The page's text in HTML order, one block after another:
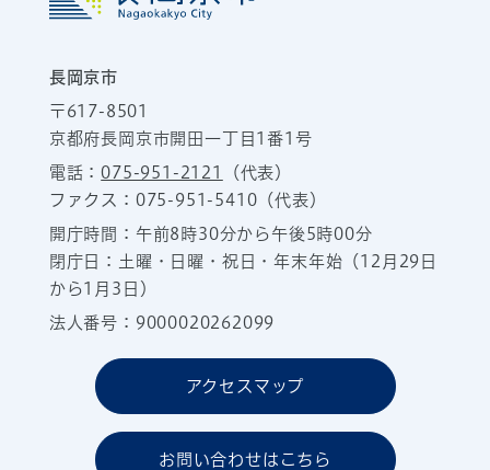
長岡京市
〒617-8501
京都府長岡京市開田一丁目1番1号
電話：075-951-2121
（代表）
ファクス：075-951-5410（代表）
開庁時間：午前8時30分から午後5時00分
閉庁日：土曜・日曜・祝日・年末年始（12月29日
から1月3日）
法人番号：9000020262099
アクセスマップ
お問い合わせはこちら